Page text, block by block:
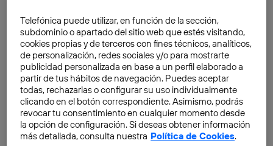
La inteligencia artificial, o simplemente el software
dedicado, se emplea desde hace tiempo para cubrir
noticias financieras. La razón es sencilla: sólo cambian
ciertas cifras de una vez a otra en apartados como
ingresos, beneficios, precio de venta medio, etc.
Yendo más allá, hemos visto cómo empleando
inteligencia artificial también se puedenescribir
novelas que compiten en concursos.En este
Telefónica puede utilizar, en función de la sección,
subdominio o apartado del sitio web que estés visitando,
cookies propias y de terceros con fines técnicos, analíticos,
de personalización, redes sociales y/o para mostrarte
publicidad personalizada en base a un perfil elaborado a
partir de tus hábitos de navegación. Puedes aceptar
todas, rechazarlas o configurar su uso individualmente
clicando en el botón correspondiente. Asimismo, podrás
revocar tu consentimiento en cualquier momento desde
la opción de configuración. Si deseas obtener información
más detallada, consulta nuestra Política de Cookies.